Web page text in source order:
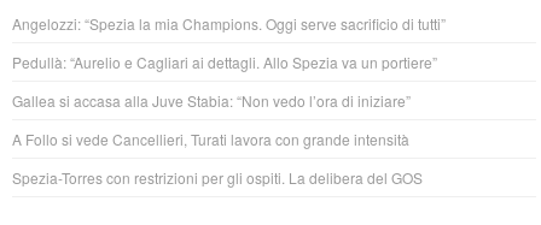
o
o
k
p
p
Angelozzi: “Spezia la mia Champions. Oggi serve sacrificio di tutti”
Pedullà: “Aurelio e Cagliari ai dettagli. Allo Spezia va un portiere”
Gallea si accasa alla Juve Stabia: “Non vedo l’ora di iniziare”
A Follo si vede Cancellieri, Turati lavora con grande intensità
Spezia-Torres con restrizioni per gli ospiti. La delibera del GOS